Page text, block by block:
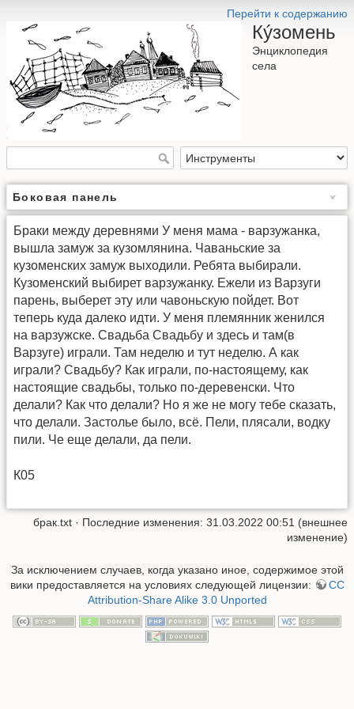
Перейти к содержанию
Кýзомень
Энциклопедия
села
Боковая панель
Браки между деревнями У меня мама - варзужанка,
вышла замуж за кузомлянина. Чаваньские за
кузоменских замуж выходили. Ребята выбирали.
Кузоменский выбирет варзужанку. Ежели из Варзуги
парень, выберет эту или чавоньскую пойдет. Вот
теперь куда далеко идти. У меня племянник женился
на варзужске. Свадьба Свадьбу и здесь и там(в
Варзуге) играли. Там неделю и тут неделю. А как
играли? Свадьбу? Как играли, по-настоящему, как
настоящие свадьбы, только по-деревенски. Что
делали? Как что делали? Но я же не могу тебе сказать,
что делали. Застолье было, всё. Пели, плясали, водку
пили. Че еще делали, да пели.
К05
брак.txt · Последние изменения: 31.03.2022 00:51 (внешнее
изменение)
За исключением случаев, когда указано иное, содержимое этой
вики предоставляется на условиях следующей лицензии:
CC
Attribution-Share Alike 3.0 Unported